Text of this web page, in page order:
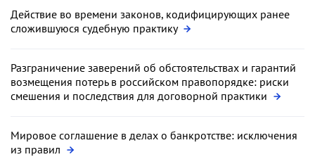
Действие во времени законов, кодифицирующих ранее
сложившуюся судебную практику
Разграничение заверений об обстоятельствах и гарантий
возмещения потерь в российском правопорядке: риски
смешения и последствия для договорной практики
Мировое соглашение в делах о банкротстве: исключения
из правил